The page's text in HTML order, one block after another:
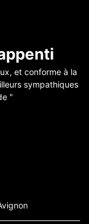
au niveau de ma